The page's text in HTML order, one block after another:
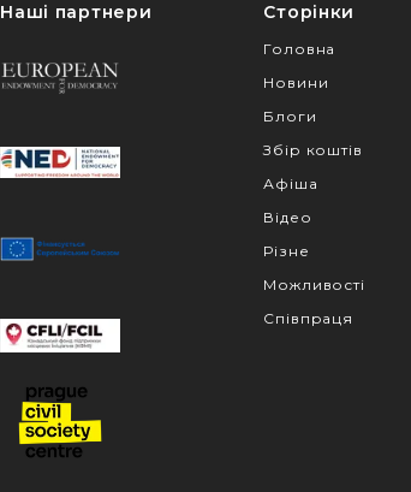
Наші партнери Сторінки
Головна
Новини
Блоги
Збір коштів
Афіша
Відео
Різне
Можливості
Співпраця